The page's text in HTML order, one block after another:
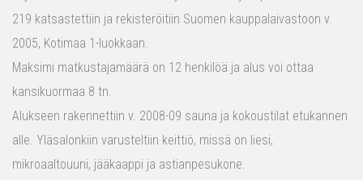
219 katsastettiin ja rekisteröitiin Suomen kauppalaivastoon v.
2005, Kotimaa 1-luokkaan.
Maksimi matkustajamäärä on 12 henkilöä ja alus voi ottaa
kansikuormaa 8 tn.
Alukseen rakennettiin v. 2008-09 sauna ja kokoustilat etukannen
alle. Yläsalonkiin varusteltiin keittiö, missä on liesi,
mikroaaltouuni, jääkaappi ja astianpesukone.